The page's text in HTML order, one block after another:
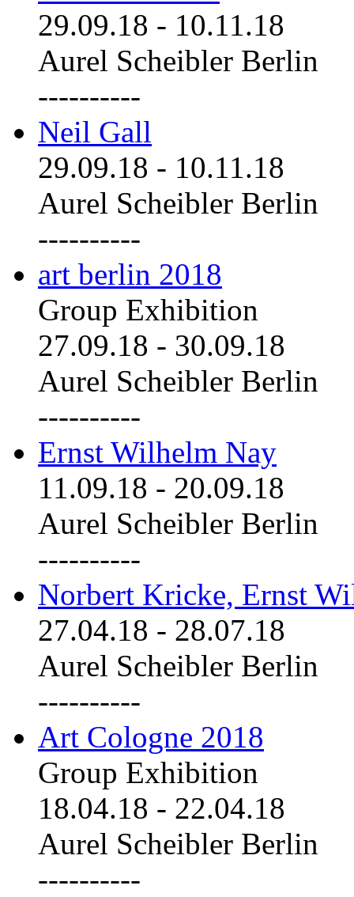
29.09.18 - 10.11.18
Aurel Scheibler Berlin
----------
Neil Gall
29.09.18 - 10.11.18
Aurel Scheibler Berlin
----------
art berlin 2018
Group Exhibition
27.09.18 - 30.09.18
Aurel Scheibler Berlin
----------
Ernst Wilhelm Nay
11.09.18 - 20.09.18
Aurel Scheibler Berlin
----------
Norbert Kricke, Ernst
27.04.18 - 28.07.18
Aurel Scheibler Berlin
----------
Art Cologne 2018
Group Exhibition
18.04.18 - 22.04.18
Aurel Scheibler Berlin
----------